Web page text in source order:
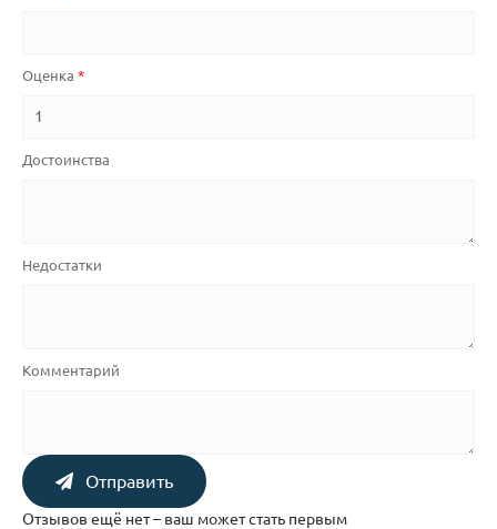
Оценка
Достоинства
Недостатки
Комментарий
Отправить
Отзывов ещё нет – ваш может стать первым